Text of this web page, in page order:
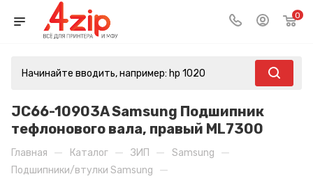
0
JC66-10903A Samsung Подшипник
тефлонового вала, правый ML7300
Главная — Каталог — ЗИП — Samsung —
Подшипники/втулки Samsung —